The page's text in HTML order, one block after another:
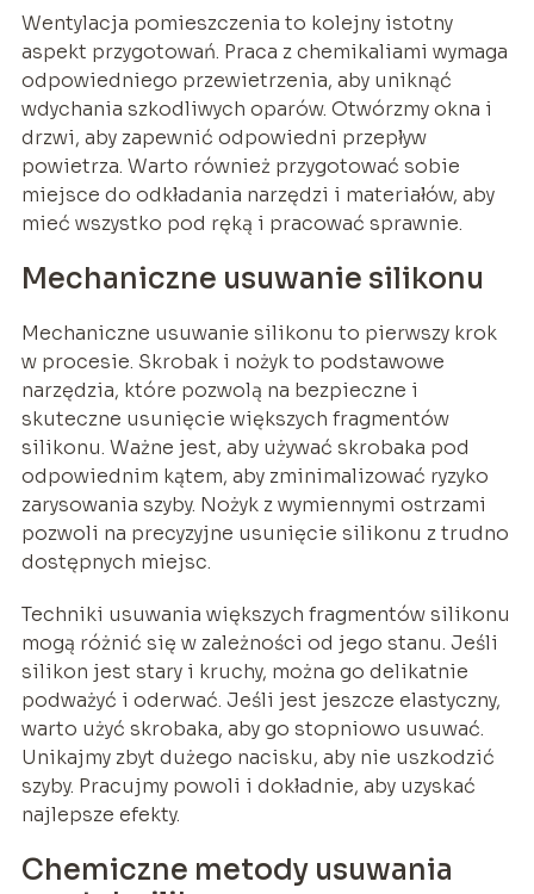
Wentylacja pomieszczenia to kolejny istotny
aspekt przygotowań. Praca z chemikaliami wymaga
odpowiedniego przewietrzenia, aby uniknąć
wdychania szkodliwych oparów. Otwórzmy okna i
drzwi, aby zapewnić odpowiedni przepływ
powietrza. Warto również przygotować sobie
miejsce do odkładania narzędzi i materiałów, aby
mieć wszystko pod ręką i pracować sprawnie.
Mechaniczne usuwanie silikonu
Mechaniczne usuwanie silikonu to pierwszy krok
w procesie. Skrobak i nożyk to podstawowe
narzędzia, które pozwolą na bezpieczne i
skuteczne usunięcie większych fragmentów
silikonu. Ważne jest, aby używać skrobaka pod
odpowiednim kątem, aby zminimalizować ryzyko
zarysowania szyby. Nożyk z wymiennymi ostrzami
pozwoli na precyzyjne usunięcie silikonu z trudno
dostępnych miejsc.
Techniki usuwania większych fragmentów silikonu
mogą różnić się w zależności od jego stanu. Jeśli
silikon jest stary i kruchy, można go delikatnie
podważyć i oderwać. Jeśli jest jeszcze elastyczny,
warto użyć skrobaka, aby go stopniowo usuwać.
Unikajmy zbyt dużego nacisku, aby nie uszkodzić
szyby. Pracujmy powoli i dokładnie, aby uzyskać
najlepsze efekty.
Chemiczne metody usuwania